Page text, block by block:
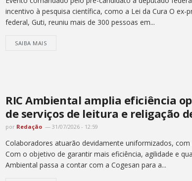
incentivo à pesquisa científica, como a Lei da Cura O
federal, Guti, reuniu mais de 300 pessoas em...
SAIBA MAIS
RIC Ambiental amplia eficiência
de serviços de leitura e religação
por Redação 31/07/2026 - 12:59
Colaboradores atuarão devidamente uniformizados, com
Com o objetivo de garantir mais eficiência, agilidade e
Ambiental passa a contar com a Cogesan para a...